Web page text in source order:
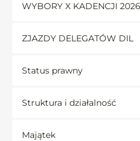
WYBORY X KADENCJI 2026
ZJAZDY DELEGATÓW DIL
Status prawny
Struktura i działalność
Majątek